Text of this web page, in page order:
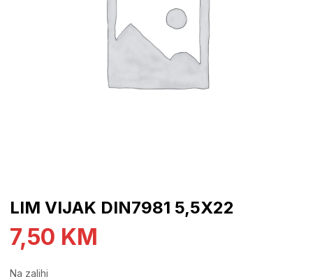
LIM VIJAK DIN7981 5,5X22
7,50 KM
Na zalihi